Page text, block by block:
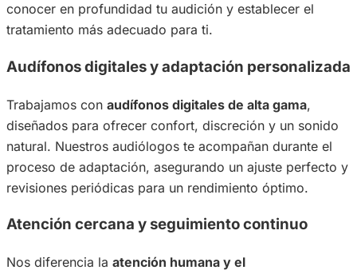
conocer en profundidad tu audición y establecer el
tratamiento más adecuado para ti.
Audífonos digitales y adaptación personalizada
Trabajamos con audífonos digitales de alta gama,
diseñados para ofrecer confort, discreción y un sonido
natural. Nuestros audiólogos te acompañan durante el
proceso de adaptación, asegurando un ajuste perfecto y
revisiones periódicas para un rendimiento óptimo.
Atención cercana y seguimiento continuo
Nos diferencia la atención humana y el